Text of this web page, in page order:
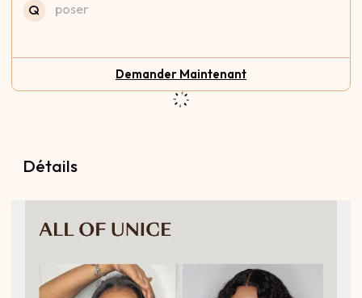
Q
poser
Demander Maintenant
Détails